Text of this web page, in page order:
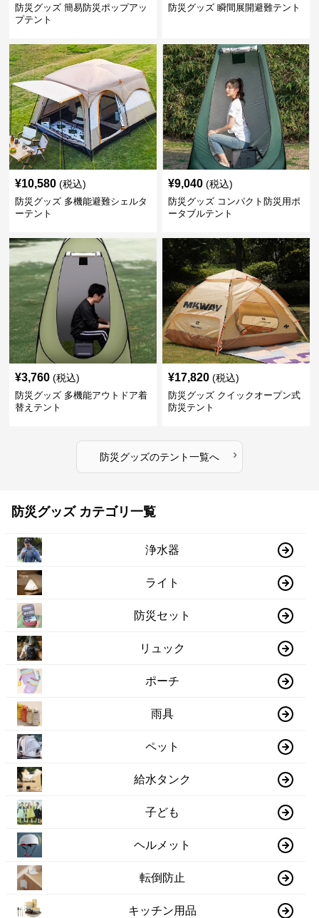
防災グッズ 簡易防災ポップアッ
プテント
防災グッズ 瞬間展開避難テント
¥10,580 (税込)
防災グッズ 多機能避難シェルタ
ーテント
¥9,040 (税込)
防災グッズ コンパクト防災用ポ
ータブルテント
¥3,760 (税込)
防災グッズ 多機能アウトドア着
替えテント
¥17,820 (税込)
防災グッズ クイックオープン式
防災テント
防災グッズのテント一覧へ ›
防災グッズ カテゴリ一覧
浄水器
ライト
防災セット
リュック
ポーチ
雨具
ペット
給水タンク
子ども
ヘルメット
転倒防止
キッチン用品